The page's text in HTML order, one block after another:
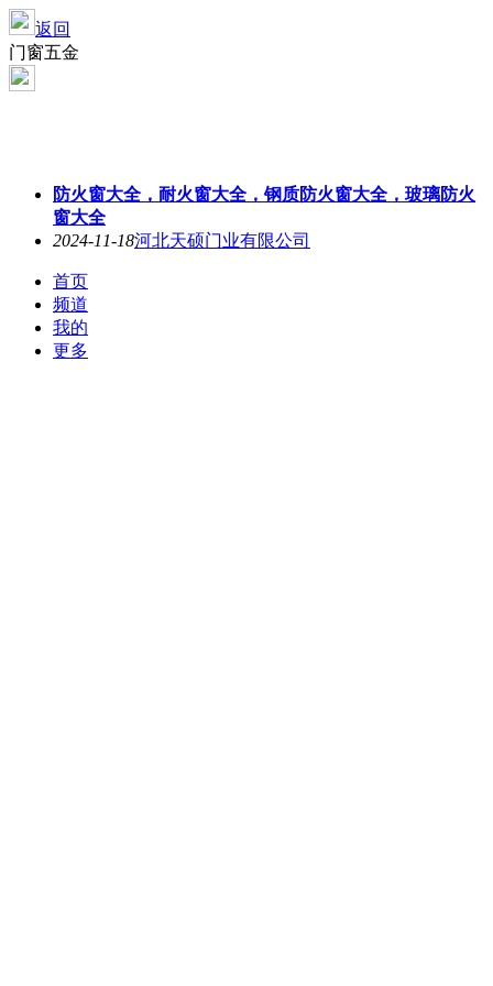
返回
门窗五金
防火窗大全，耐火窗大全，钢质防火窗大全，玻璃防火
窗大全
2024-11-18河北天硕门业有限公司
首页
频道
我的
更多